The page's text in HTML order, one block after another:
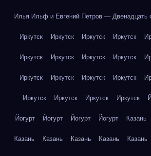
Илья Ильф и Евгений Петров — Двенадцать
Иркутск Иркутск Иркутск Иркутск
Иркутск Иркутск Иркутск Иркутск
Иркутск Иркутск Иркутск Иркутск
Иркутск Иркутск Иркутск Иркутск
Йогурт Йогурт Йогурт Йогурт Казань
Казань Казань Казань Казань Казань